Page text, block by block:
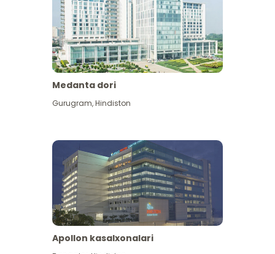
Medanta dori
Gurugram,Hindiston
Apollon kasalxonalari